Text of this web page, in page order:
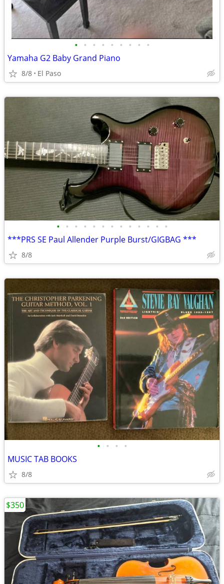
• • • • • • • • •
Yamaha G2 Baby Grand Piano
8/8 El Paso
• • • • • • • • • • • • •
***PRS SE Paul Allender Purple Burst/GIGBAG ***
8/8
• • • •
MUSIC TAB BOOKS
8/8
$350